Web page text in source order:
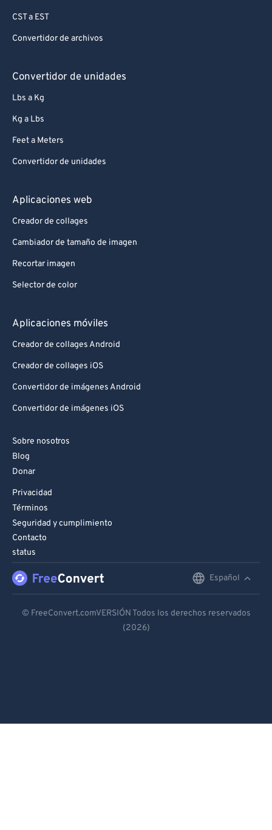
CST a EST
Convertidor de archivos
Convertidor de unidades
Lbs a Kg
Kg a Lbs
Feet a Meters
Convertidor de unidades
Aplicaciones web
Creador de collages
Cambiador de tamaño de imagen
Recortar imagen
Selector de color
Aplicaciones móviles
Creador de collages Android
Creador de collages iOS
Convertidor de imágenes Android
Convertidor de imágenes iOS
Sobre nosotros
Blog
Donar
Privacidad
Términos
Seguridad y cumplimiento
Contacto
status
Español
Español
© FreeConvert.comVERSIÓN Todos los derechos reservados
(2026)